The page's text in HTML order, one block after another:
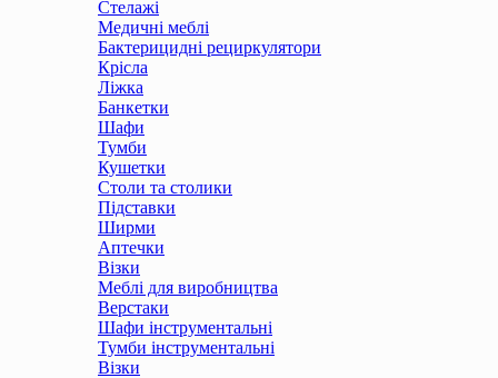
Стелажі
Медичні меблі
Бактерицидні рециркулятори
Крісла
Ліжка
Банкетки
Шафи
Тумби
Кушетки
Столи та столики
Підставки
Ширми
Аптечки
Візки
Меблі для виробництва
Верстаки
Шафи інструментальні
Тумби інструментальні
Візки